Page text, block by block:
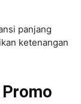
panjang
ketenangan